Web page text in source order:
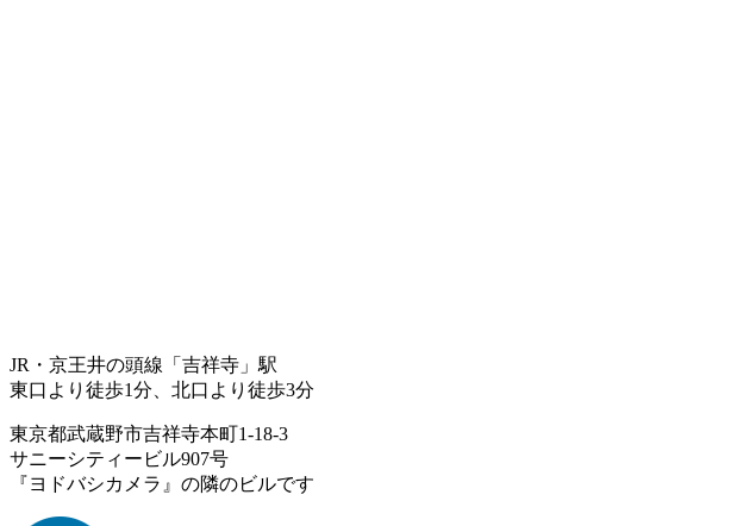
JR・京王井の頭線「吉祥寺」駅
東口より徒歩1分、北口より徒歩3分
東京都武蔵野市吉祥寺本町1-18-3
サニーシティービル907号
『ヨドバシカメラ』の隣のビルです